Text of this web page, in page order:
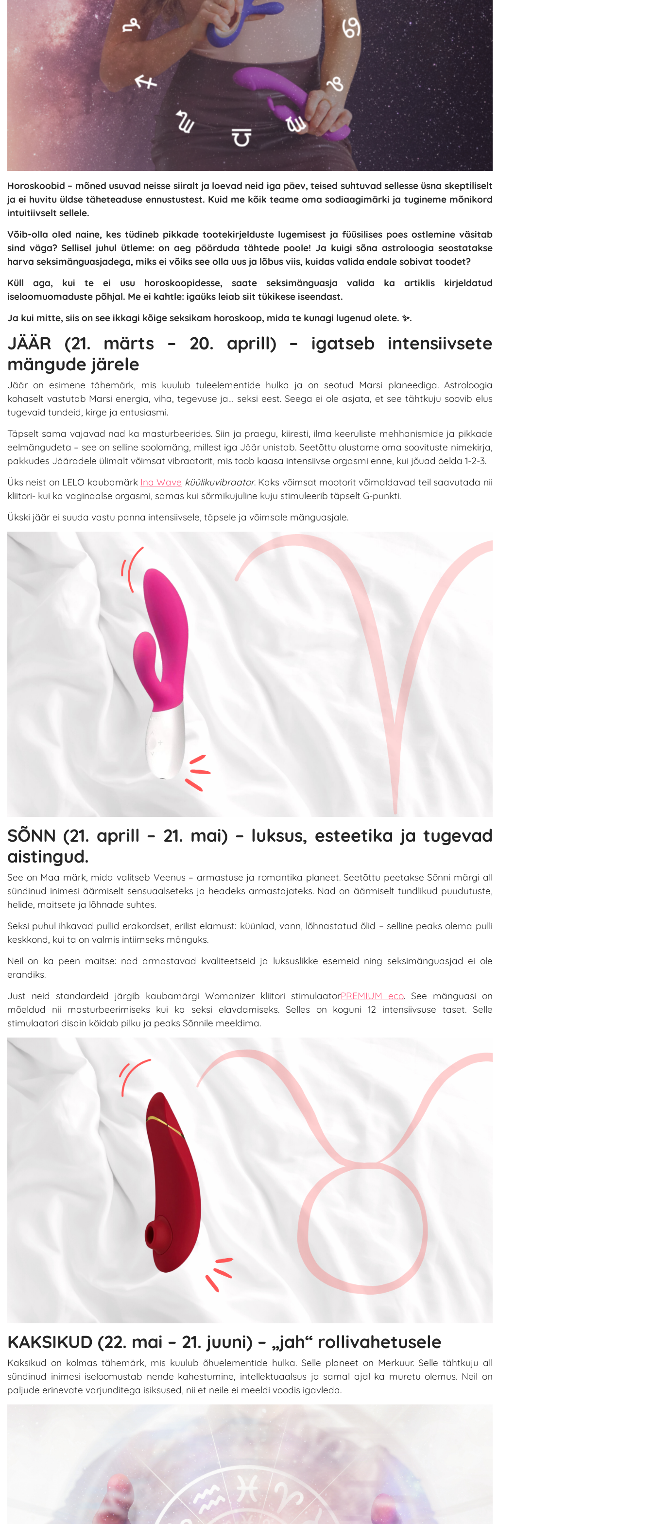
Horoskoobid – mõned usuvad neisse siiralt ja loevad neid iga päev, teised suhtuvad sellesse üsna skeptiliselt
ja ei huvitu üldse täheteaduse ennustustest. Kuid me kõik teame oma sodiaagimärki ja tugineme mõnikord
intuitiivselt sellele.
Võib-olla oled naine, kes tüdineb pikkade tootekirjelduste lugemisest ja füüsilises poes ostlemine väsitab
sind väga? Sellisel juhul ütleme: on aeg pöörduda tähtede poole! Ja kuigi sõna astroloogia seostatakse
harva seksimänguasjadega, miks ei võiks see olla uus ja lõbus viis, kuidas valida endale sobivat toodet?
Küll aga, kui te ei usu horoskoopidesse, saate seksimänguasja valida ka artiklis kirjeldatud
iseloomuomaduste põhjal. Me ei kahtle: igaüks leiab siit tükikese iseendast.
Ja kui mitte, siis on see ikkagi kõige seksikam horoskoop, mida te kunagi lugenud olete. ✨.
JÄÄR (21. märts – 20. aprill) – igatseb intensiivsete
mängude järele
Jäär on esimene tähemärk, mis kuulub tuleelementide hulka ja on seotud Marsi planeediga. Astroloogia
kohaselt vastutab Marsi energia, viha, tegevuse ja… seksi eest. Seega ei ole asjata, et see tähtkuju soovib elus
tugevaid tundeid, kirge ja entusiasmi.
Täpselt sama vajavad nad ka masturbeerides. Siin ja praegu, kiiresti, ilma keeruliste mehhanismide ja pikkade
eelmängudeta – see on selline soolomäng, millest iga Jäär unistab. Seetõttu alustame oma soovituste nimekirja,
pakkudes Jääradele ülimalt võimsat vibraatorit, mis toob kaasa intensiivse orgasmi enne, kui jõuad öelda 1-2-3.
Üks neist on LELO kaubamärk Ina Wave küülikuvibraator. Kaks võimsat mootorit võimaldavad teil saavutada nii
kliitori- kui ka vaginaalse orgasmi, samas kui sõrmikujuline kuju stimuleerib täpselt G-punkti.
Ükski jäär ei suuda vastu panna intensiivsele, täpsele ja võimsale mänguasjale.
SÕNN (21. aprill – 21. mai) – luksus, esteetika ja tugevad
aistingud.
See on Maa märk, mida valitseb Veenus – armastuse ja romantika planeet. Seetõttu peetakse Sõnni märgi all
sündinud inimesi äärmiselt sensuaalseteks ja headeks armastajateks. Nad on äärmiselt tundlikud puudutuste,
helide, maitsete ja lõhnade suhtes.
Seksi puhul ihkavad pullid erakordset, erilist elamust: küünlad, vann, lõhnastatud õlid – selline peaks olema pulli
keskkond, kui ta on valmis intiimseks mänguks.
Neil on ka peen maitse: nad armastavad kvaliteetseid ja luksuslikke esemeid ning seksimänguasjad ei ole
erandiks.
Just neid standardeid järgib kaubamärgi Womanizer kliitori stimulaatorPREMIUM eco. See mänguasi on
mõeldud nii masturbeerimiseks kui ka seksi elavdamiseks. Selles on koguni 12 intensiivsuse taset. Selle
stimulaatori disain köidab pilku ja peaks Sõnnile meeldima.
KAKSIKUD (22. mai – 21. juuni) – „jah“ rollivahetusele
Kaksikud on kolmas tähemärk, mis kuulub õhuelementide hulka. Selle planeet on Merkuur. Selle tähtkuju all
sündinud inimesi iseloomustab nende kahestumine, intellektuaalsus ja samal ajal ka muretu olemus. Neil on
paljude erinevate varjunditega isiksused, nii et neile ei meeldi voodis igavleda.